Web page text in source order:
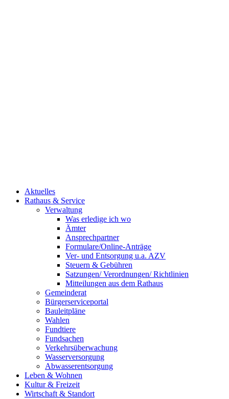
Aktuelles
Rathaus & Service
Verwaltung
Was erledige ich wo
Ämter
Ansprechpartner
Formulare/Online-Anträge
Ver- und Entsorgung u.a. AZV
Steuern & Gebühren
Satzungen/ Verordnungen/ Richtlinien
Mitteilungen aus dem Rathaus
Gemeinderat
Bürgerserviceportal
Bauleitpläne
Wahlen
Fundtiere
Fundsachen
Verkehrsüberwachung
Wasserversorgung
Abwasserentsorgung
Leben & Wohnen
Kultur & Freizeit
Wirtschaft & Standort